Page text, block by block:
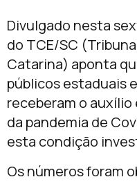
Divulgado nesta
do TCE/SC
Catarina) aponta
públicos estaduais
receberam o
da pandemia de
esta condição
Os números foram